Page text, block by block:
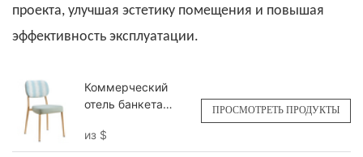
проекта, улучшая эстетику помещения и повышая
эффективность эксплуатации.
Коммерческий
отель банкета
YT2188 Yumeya
из $
ПРОСМОТРЕТЬ ПРОДУКТЫ